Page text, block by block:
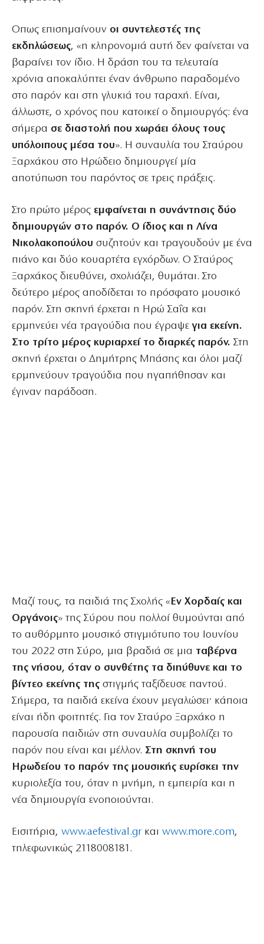
Οπως επισημαίνουν οι συντελεστές της
εκδηλώσεως, «η κληρονομιά αυτή δεν φαίνεται να
βαραίνει τον ίδιο. Η δράση του τα τελευταία
χρόνια αποκαλύπτει έναν άνθρωπο παραδομένο
στο παρόν και στη γλυκιά του ταραχή. Είναι,
άλλωστε, ο χρόνος που κατοικεί ο δημιουργός: ένα
σήμερα σε διαστολή που χωράει όλους τους
υπόλοιπους μέσα του». Η συναυλία του Σταύρου
Ξαρχάκου στο Ηρώδειο δημιουργεί μία
αποτύπωση του παρόντος σε τρεις πράξεις.
Στο πρώτο μέρος εμφαίνεται η συνάντησις δύο
δημιουργών στο παρόν. Ο ίδιος και η Λίνα
Νικολακοπούλου συζητούν και τραγουδούν με ένα
πιάνο και δύο κουαρτέτα εγχόρδων. Ο Σταύρος
Ξαρχάκος διευθύνει, σχολιάζει, θυμάται. Στο
δεύτερο μέρος αποδίδεται το πρόσφατο μουσικό
παρόν. Στη σκηνή έρχεται η Ηρώ Σαΐα και
ερμηνεύει νέα τραγούδια που έγραψεγια εκείνη.
Στο τρίτο μέρος κυριαρχεί το διαρκές παρόν. Στη
σκηνή έρχεται ο Δημήτρης Μπάσης και όλοι μαζί
ερμηνεύουν τραγούδια που ηγαπήθησαν και
έγιναν παράδοση.
Μαζί τους, τα παιδιά της Σχολής «Εν Χορδαίς και
Οργάνοις» της Σύρου που πολλοί θυμούνται από
το αυθόρμητο μουσικό στιγμιότυπο του Ιουνίου
του 2022 στη Σύρο, μια βραδιά σε μια ταβέρνα
της νήσου, όταν ο συνθέτης τα διηύθυνε και το
βίντεο εκείνης της στιγμής ταξίδευσε παντού.
Σήμερα, τα παιδιά εκείνα έχουν μεγαλώσει· κάποια
είναι ήδη φοιτητές. Για τον Σταύρο Ξαρχάκο η
παρουσία παιδιών στη συναυλία συμβολίζει το
παρόν που είναι και μέλλον. Στη σκηνή του
Ηρωδείου το παρόν της μουσικής ευρίσκει την
κυριολεξία του, όταν η μνήμη, η εμπειρία και η
νέα δημιουργία ενοποιούνται.
Εισιτήρια, www.aefestival.grκαι www.more.com,
τηλεφωνικώς 2118008181.